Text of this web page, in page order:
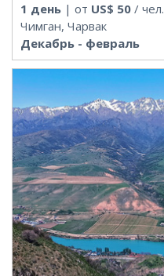
1 день | от US$ 50 / чел.
Чимган, Чарвак
Декабрь - февраль